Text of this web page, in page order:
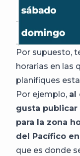
Por supuesto,
horarias en las
planifiques
Por ejemplo, al
gusta
para la zona
del Pacífico
que es donde